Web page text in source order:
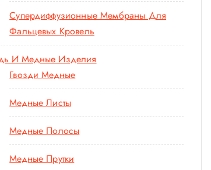
Супердиффузионные Мембраны Для
Фальцевых Кровель
И Медные Изделия
Гвозди Медные
Медные Листы
Медные Полосы
Медные Прутки